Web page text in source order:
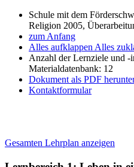
Schule mit dem
Religion 2005,
zum Anfang
Alles aufklappen Alles
Anzahl der Lernziele und -
Materialdatenbank: 12
Dokument als PDF
Kontaktformular
Gesamten Lehrplan anzeigen